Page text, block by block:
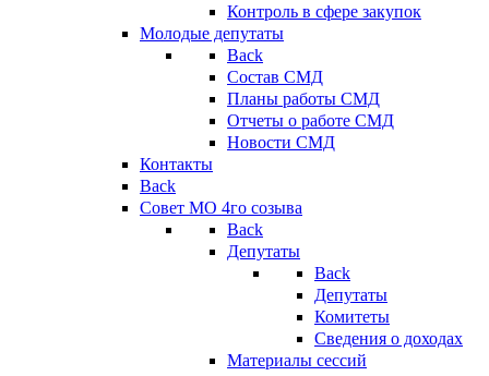
Контроль в сфере закупок
Молодые депутаты
Back
Состав СМД
Планы работы СМД
Отчеты о работе СМД
Новости СМД
Контакты
Back
Совет МО 4го созыва
Back
Депутаты
Back
Депутаты
Комитеты
Сведения о доходах
Материалы сессий